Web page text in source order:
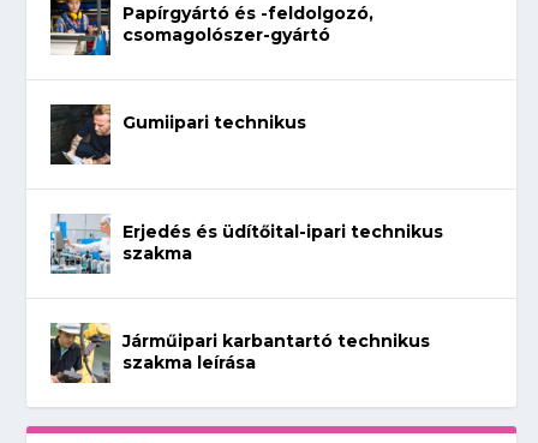
Papírgyártó és -feldolgozó,
csomagolószer-gyártó
Gumiipari technikus
Erjedés és üdítőital-ipari technikus
szakma
Járműipari karbantartó technikus
szakma leírása